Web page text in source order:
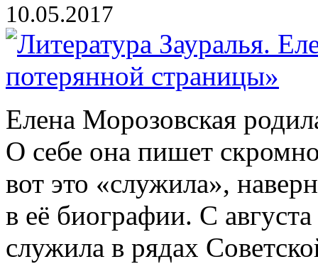
10.05.2017
Елена Морозовская
О себе она пишет
вот это «служила»,
в её биографии. С
служила в рядах